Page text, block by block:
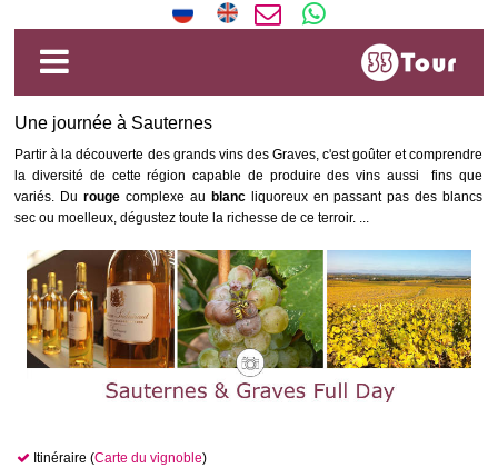
Une journée à Sauternes
Partir à la découverte des grands vins des Graves, c'est goûter et comprendre
la diversité de cette région capable de produire des vins aussi fins que
variés. Durouge complexe au blancliquoreux en passant pas des blancs
sec ou moelleux, dégustez toute la richesse de ce terroir. ...
Itinéraire (Carte du vignoble)